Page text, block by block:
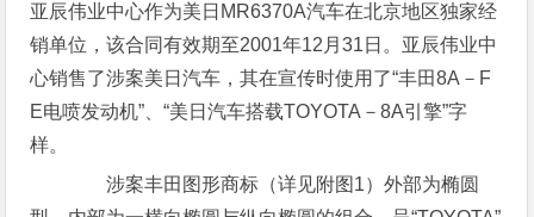
亚辰伟业中心作为美日MR6370A汽车在北京地区独家经
销单位，该合同有效期至2001年12月31日。亚辰伟业中
心销售了涉案美日汽车，其在宣传时使用了“丰田8A－F
E电喷发动机”、“美日汽车搭载TOYOTA－8A引擎”字
样。
涉案丰田图形商标（详见附图1）外部为椭圆